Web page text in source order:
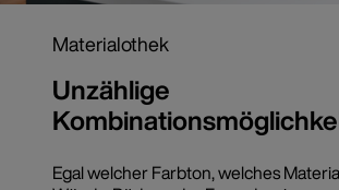
Materialothek
Unzählige
Egal welcher Farbton, welches